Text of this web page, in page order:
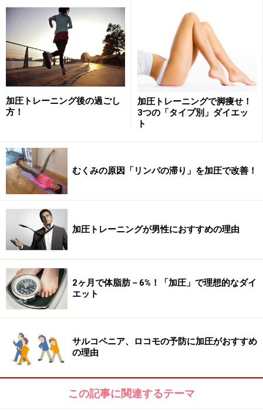
マシンや器具、ランニングマシン等が揃っているので多様な
トレーニングが可能です！
「加圧トレーニング直後にランニングマシンやバイク、
プールを利用した有酸素運動をすることができ、さらに
ジャグジーやお風呂でトレーニング後の身体をすぐにメ
ンテナンスできます」（東急スポーツオアシス青山店
森田晃司さん）
今回ご紹介する
学やスポーツ生理学に精通したパーソナルトレーナーに
よるストレッチプログラムも。
「加圧トレーニングに組み合わせて、柔軟性の向上、ス
ポーツパフォーマンスの向上、疲労の回復、姿勢やボデ
ィラインの改善、も期待できます」（森田さん）
トしてくれます！
ピラティスやイタリア発のマスターストレッチ、と言っ
加圧トレーニング後の過ごし
方！
加圧トレーニングで脚痩せ！
3つの「タイプ別」ダイエッ
ト
むくみの原因「リンパの滞り」を加圧で改善！
加圧トレーニングが男性におすすめの理由
2ヶ月で体脂肪－6%！「加圧」で理想的なダイ
エット
サルコペニア、ロコモの予防に加圧がおすすめ
の理由
この記事に関連するテーマ